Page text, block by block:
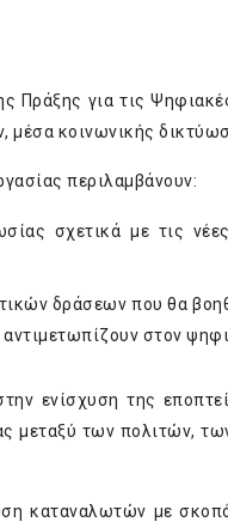
Πράξης για τις
κοινωνικής
περιλαμβάνουν:
σχετικά με τις
δράσεων που θα
στον
ενίσχυση της
μεταξύ των
καταναλωτών με